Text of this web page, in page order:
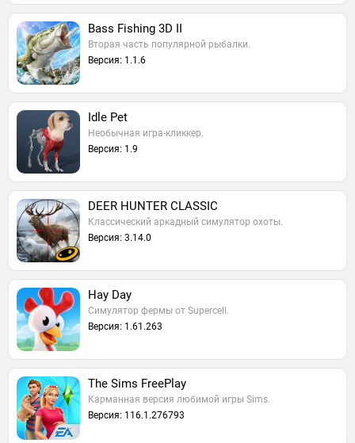
Bass Fishing 3D II
Вторая часть популярной рыбалки.
Версия: 1.1.6
Idle Pet
Необычная игра-кликкер.
Версия: 1.9
DEER HUNTER CLASSIC
Классический аркадный симулятор охоты.
Версия: 3.14.0
Hay Day
Симулятор фермы от Supercell.
Версия: 1.61.263
The Sims FreePlay
Карманная версия любимой игры Sims.
Версия: 116.1.276793